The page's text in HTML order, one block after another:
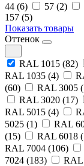
44 (6)
57 (2)
157 (5)
Показать товары
Оттенок
RAL 1015 (82)
RAL 1035 (4)
(60)
RAL 3005
RAL 3020 (17)
RAL 5015 (4)
5025 (1)
RAL
(15)
RAL 6018
RAL 7004 (106)
7024 (183)
RAL